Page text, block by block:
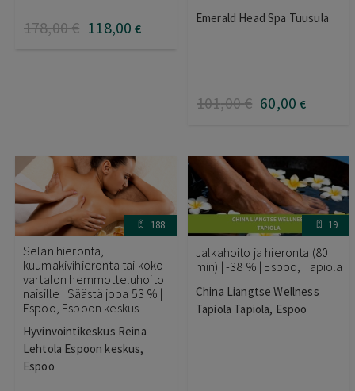
178,00€ 118,00 €
tuotteesta:
Emerald Head Spa Tuusula
101,00€ 60,00 €
188
Selän hieronta,
kuumakivihieronta tai koko
vartalon hemmotteluhoito
naisille | Säästä jopa 53 % |
Espoo, Espoon keskus
Hyvinvointikeskus Reina
Lehtola Espoon keskus,
Espoo
19
Jalkahoito ja hieronta (80
min) | -38 % | Espoo, Tapiola
China Liangtse Wellness
Tapiola Tapiola, Espoo